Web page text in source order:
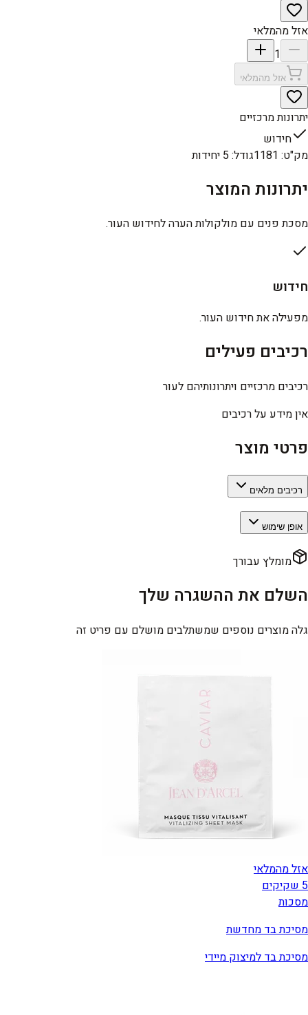
אזל מהמלאי
1
אזל מהמלאי
יתרונות מרכזיים
חידוש
מק"ט:
1181גודל: 5 יחידות
יתרונות המוצר
מסכת פנים עם מולקולות הערה לחידוש העור.
חידוש
מפעילה את חידוש העור.
רכיבים פעילים
רכיבים מרכזיים ויתרונותיהם לעור
אין מידע על רכיבים
פרטי מוצר
רכיבים מלאים
אופן שימוש
מומלץ עבורך
השלם את ההשגרה שלך
גלה מוצרים נוספים שמשתלבים מושלם עם פריט זה
אזל מהמלאי
5 שקיקים
מסכות
מסיכת בד מחדשת
מסיכת בד למיצוק מיידי